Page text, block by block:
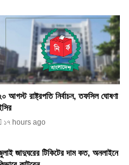
আগস্ট রাষ্ট্রপতি নির্বাচন, তফসিল ঘোষণা
১৭ hours ago
জাদুঘরের টিকিটের দাম কত, অনলাইনে